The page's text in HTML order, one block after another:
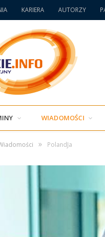
KARIERA AUTORZY
WIADOMOŚCI
» PolandJa